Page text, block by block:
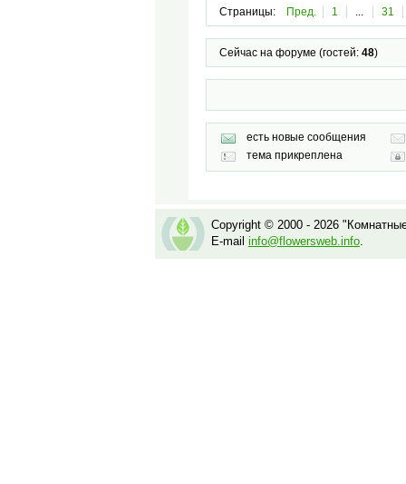
Страницы: Пред. 1 ... 31
Сейчас на форуме (гостей: 48)
есть новые сообщения
тема прикреплена
Copyright © 2000 - 2026
E-mail info@flowersweb.info.